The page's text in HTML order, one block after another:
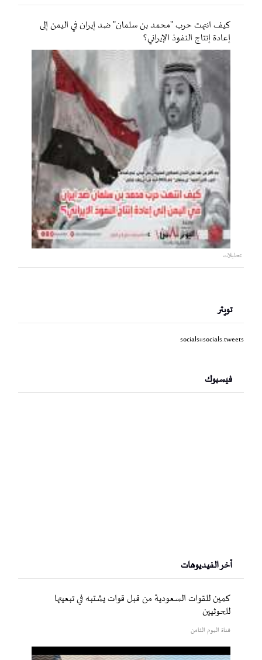
كيف انتهت حرب "محمد بن سلمان" ضد إيران في اليمن إلى
إعادة إنتاج النفوذ الإيراني؟
تحليلات
تويتر
socials::socials.tweets
فيسبوك
أخر الفيديوهات
كمين للقوات السعودية من قبل قوات يشتبه في تبعيتها
للحوثيين
قناة اليوم الثامن